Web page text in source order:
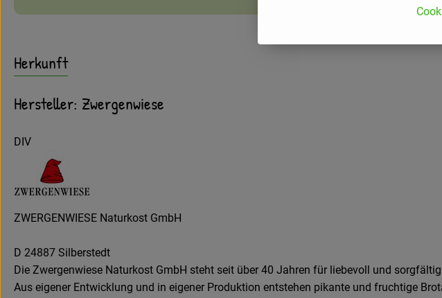
Herkunft
Hersteller: Zwergenwiese
DIV
ZWERGENWIESE Naturkost GmbH
D 24887 Silberstedt
Die Zwergenwiese Naturkost GmbH steht seit über 40 Jahren für liebevoll und
Aus eigener Entwicklung und in eigener Produktion entstehen pikante und fruchtige